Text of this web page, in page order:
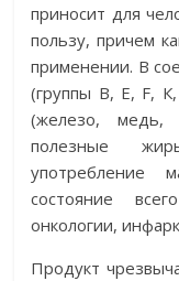
приносит для
пользу, причем
применении. В
(группы В, Е, F,
(железо, медь,
полезные
употребление
состояние
онкологии,
Продукт